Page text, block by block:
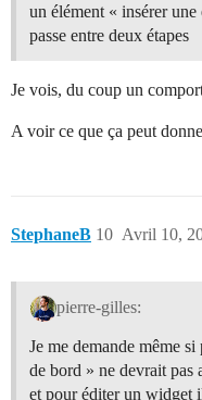
un élément « insérer une
passe entre deux étapes
Je vois, du coup un
A voir ce que ça peut
StephaneB Avril 10,
10
pierre-gilles:
Je me demande même
de bord » ne devrait pas
et pour éditer un widget